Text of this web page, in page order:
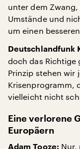
unter dem
Umstände und
um einen
Deutschlandfunk
doch das Richtige
Prinzip stehen wir
Krisenprogramm,
vielleicht nicht
Eine verlorene
Europäern
Adam Tooze: Nur,